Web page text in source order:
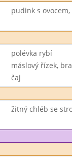
pudink s
polévka rybí
máslový řízek,
čaj
žitný chléb se